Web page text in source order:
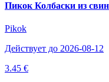
Пикок Колбаски из
Pikok
Действует до 2026-08-12
3.45 €